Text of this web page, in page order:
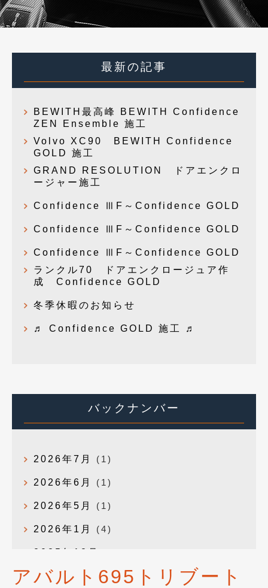
最新の記事
BEWITH最高峰 BEWITH Confidence
ZEN Ensemble 施工
Volvo XC90 BEWITH Confidence
GOLD 施工
GRAND RESOLUTION ドアエンクロ
ージャー施工
Confidence ⅢF～Confidence GOLD
Confidence ⅢF～Confidence GOLD
Confidence ⅢF～Confidence GOLD
ランクル70 ドアエンクロージュア作
成 Confidence GOLD
冬季休暇のお知らせ
♬ Confidence GOLD 施工 ♬
バックナンバー
2026年7月 (1)
2026年6月 (1)
2026年5月 (1)
2026年1月 (4)
2025年12月
2025年10月(1)
アバルト695トリブート